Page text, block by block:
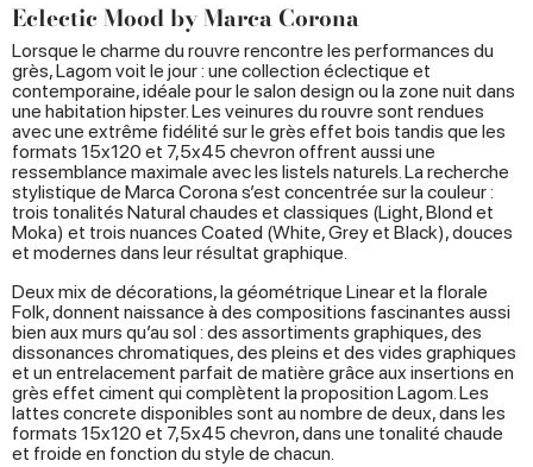
Eclectic Mood by Marca Corona
Lorsque le charme du rouvre rencontre les performances du
grès, Lagom voit le jour : une collection éclectique et
contemporaine, idéale pour le salon design ou la zone nuit dans
une habitation hipster. Les veinures du rouvre sont rendues
avec une extrême fidélité sur le grès effet bois tandis que les
formats 15x120 et 7,5x45 chevron offrent aussi une
ressemblance maximale avec les listels naturels. La recherche
stylistique de Marca Corona s’est concentrée sur la couleur :
trois tonalités Natural chaudes et classiques (Light, Blond et
Moka) et trois nuances Coated (White, Grey et Black), douces
et modernes dans leur résultat graphique.
Deux mix de décorations, la géométrique Linear et la florale
Folk, donnent naissance à des compositions fascinantes aussi
bien aux murs qu’au sol : des assortiments graphiques, des
dissonances chromatiques, des pleins et des vides graphiques
et un entrelacement parfait de matière grâce aux insertions en
grès effet ciment qui complètent la proposition Lagom. Les
lattes concrete disponibles sont au nombre de deux, dans les
formats 15x120 et 7,5x45 chevron, dans une tonalité chaude
et froide en fonction du style de chacun.